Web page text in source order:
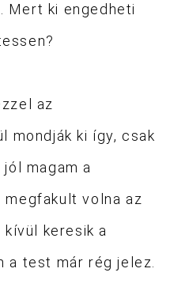
Mert ki engedheti
az
mondják ki így, csak
jól magam a
megfakult volna az
kívül keresik a
a test már rég jelez.